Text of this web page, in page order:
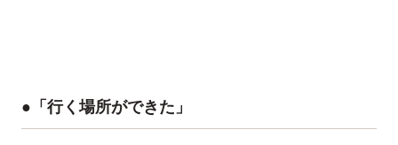
●「行く場所ができた」